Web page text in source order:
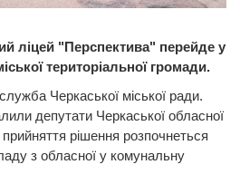
ліцей "Перспектива" перейде у
територіальної громади.
Черкаської міської ради.
депутати Черкаської обласної
прийняття рішення розпочнеться
з обласної у комунальну